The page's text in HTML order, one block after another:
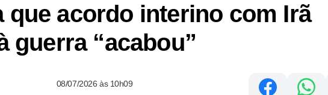
que acordo interino com Irã
guerra “acabou”
08/07/2026 às 10h09